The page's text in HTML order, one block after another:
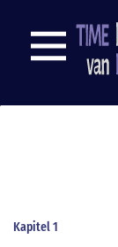
NAVIGATION
Kapitel 1